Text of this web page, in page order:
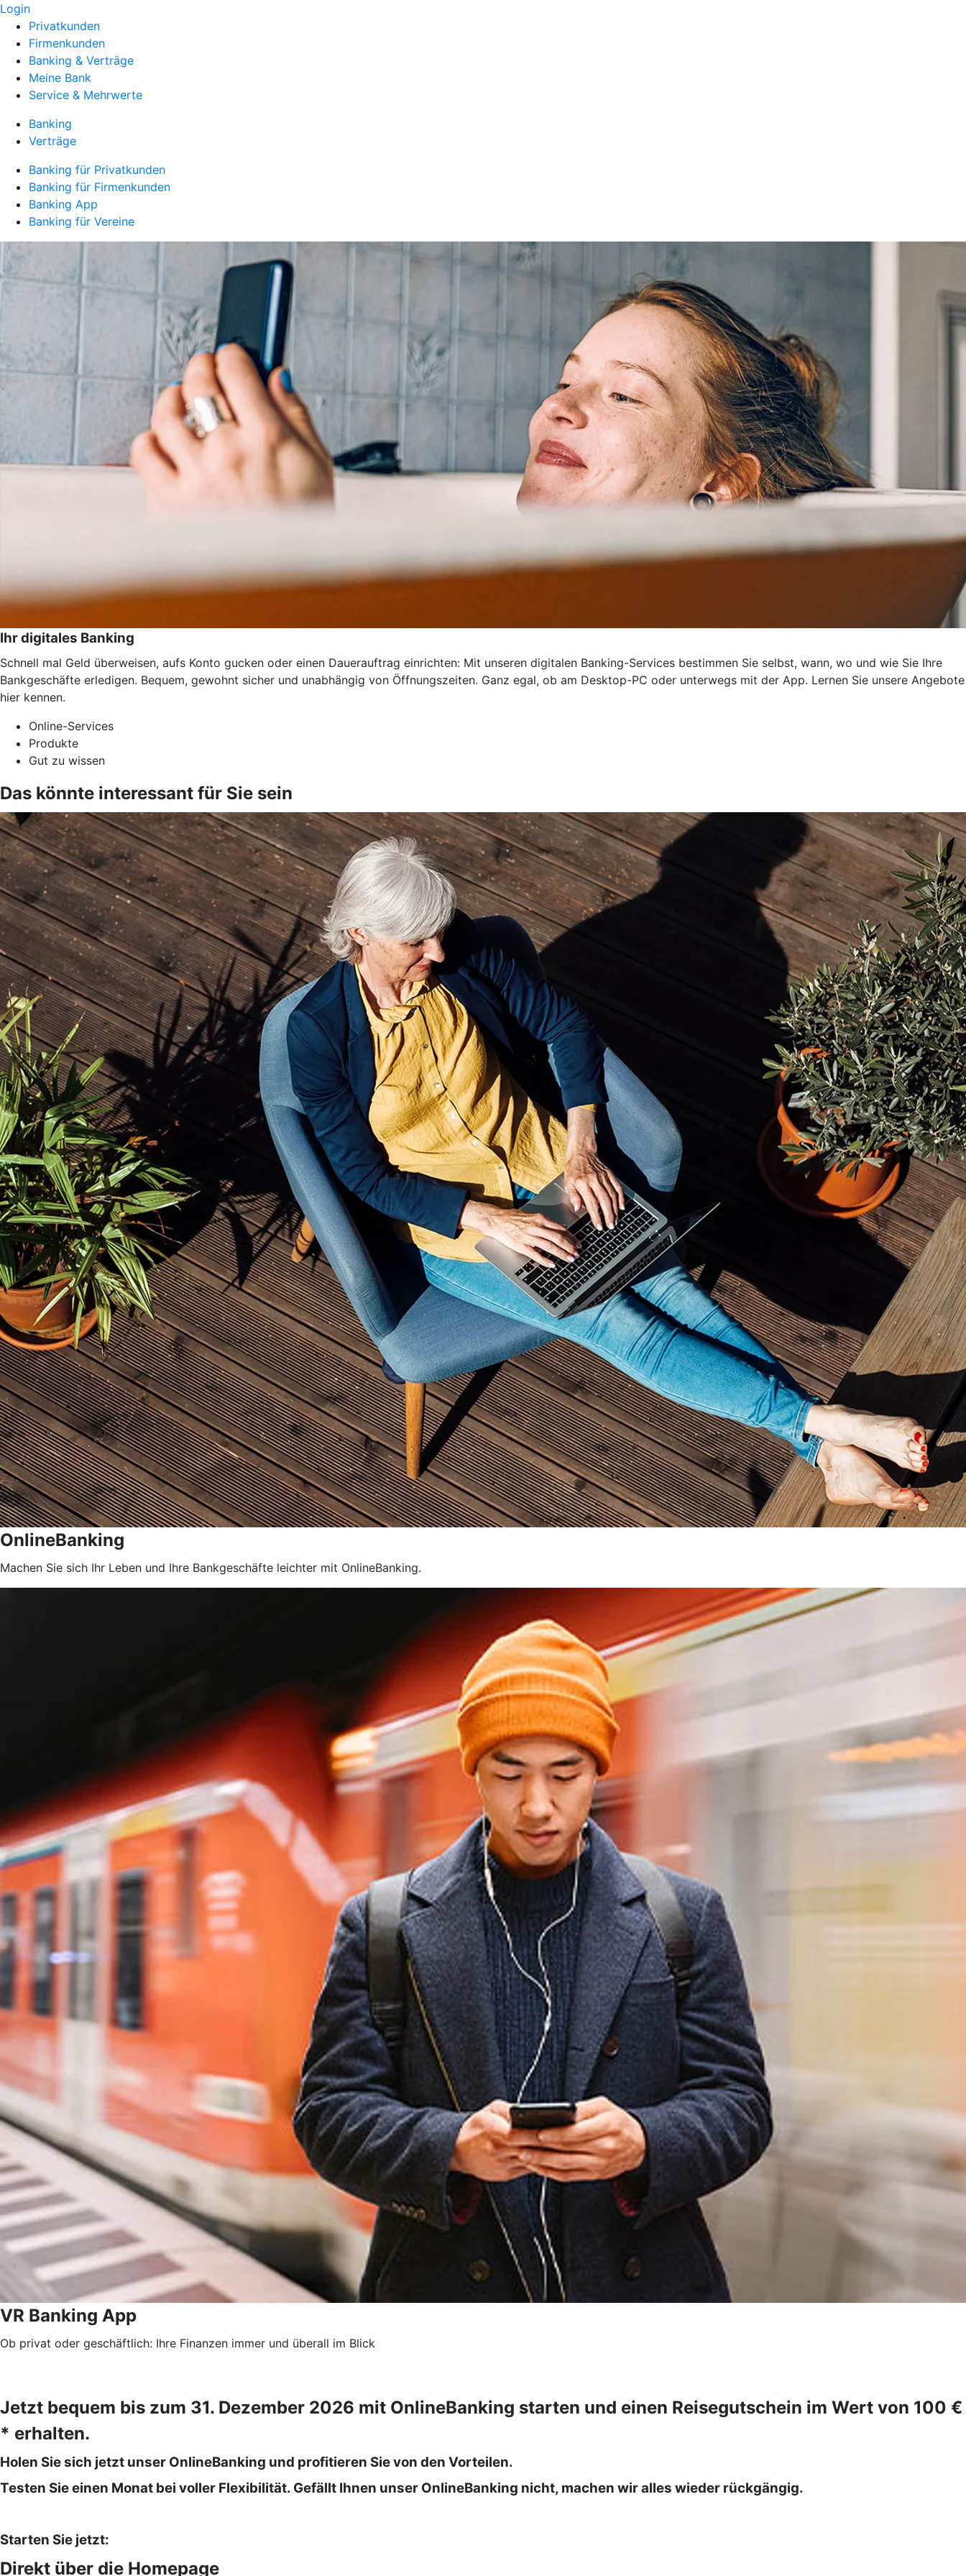
Login
Privatkunden
Firmenkunden
Banking & Verträge
Meine Bank
Service & Mehrwerte
Banking
Verträge
Banking für Privatkunden
Banking für Firmenkunden
Banking App
Banking für Vereine
Ihr digitales Banking
Schnell mal Geld überweisen, aufs Konto gucken oder einen Dauerauftrag einrichten: Mit unseren digitalen Banking-Services bestimmen Sie selbst, wann, wo und wie Sie Ihre
Bankgeschäfte erledigen. Bequem, gewohnt sicher und unabhängig von Öffnungszeiten. Ganz egal, ob am Desktop-PC oder unterwegs mit der App. Lernen Sie unsere Angebote
hier kennen.
Online-Services
Produkte
Gut zu wissen
Das könnte interessant für Sie sein
OnlineBanking
Machen Sie sich Ihr Leben und Ihre Bankgeschäfte leichter mit OnlineBanking.
VR Banking App
Ob privat oder geschäftlich: Ihre Finanzen immer und überall im Blick
Jetzt bequem bis zum 31. Dezember 2026 mit OnlineBanking starten und einen Reisegutschein im Wert von 100 €
* erhalten.
Holen Sie sich jetzt unser OnlineBanking und profitieren Sie von den Vorteilen.
Testen Sie einen Monat bei voller Flexibilität. Gefällt Ihnen unser OnlineBanking nicht, machen wir alles wieder rückgängig.
Starten Sie jetzt:
Direkt über die Homepage